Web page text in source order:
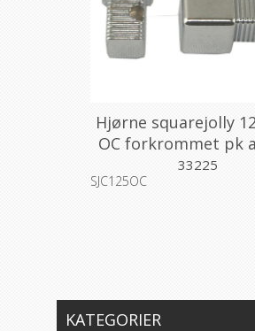
Hjørne squarejolly
OC forkrommet pk
33225
SJC125OC
KATEGORIER